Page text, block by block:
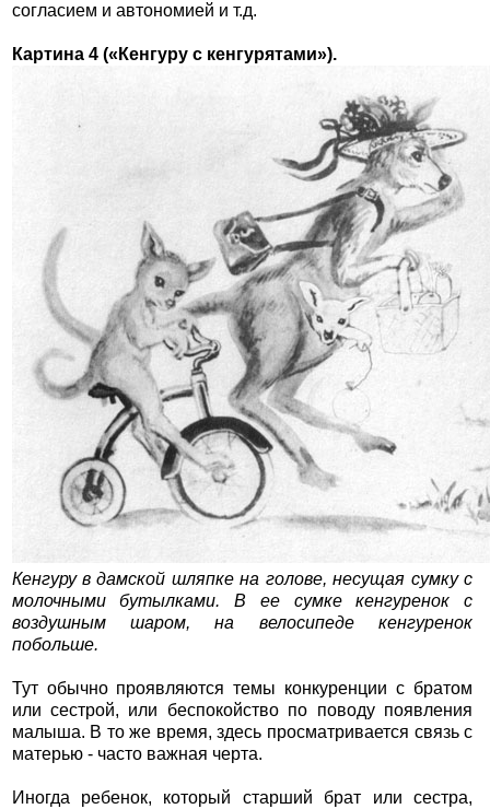
согласием и автономией и т.д.
Картина 4 («Кенгуру с кенгурятами»).
Кенгуру в дамской шляпке на голове, несущая сумку с
молочными бутылками. В ее сумке кенгуренок с
воздушным шаром, на велосипеде кенгуренок
побольше.
Тут обычно проявляются темы конкуренции с братом
или сестрой, или беспокойство по поводу появления
малыша. В то же время, здесь просматривается связь с
матерью - часто важная черта.
Иногда ребенок, который старший брат или сестра,